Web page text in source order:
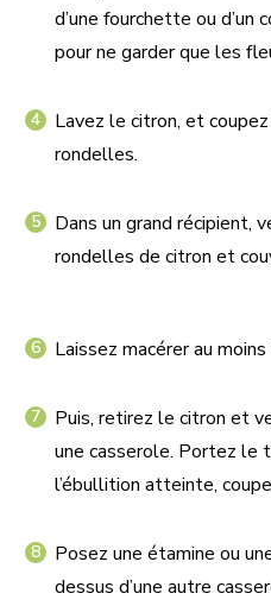
d’une fourchette ou d’un
pour ne garder que les
Lavez le citron, et
rondelles.
Dans un grand récipient,
rondelles de citron et
Laissez macérer au
Puis, retirez le citron et
une casserole. Portez le
l’ébullition atteinte,
Posez une étamine ou
dessus d’une autre